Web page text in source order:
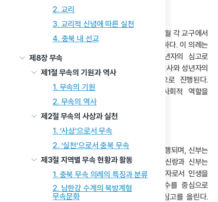
2. 교리
3. 교리적 신념에 따른 실천
4. 충북 내 선교
제8장 무속
제1절 무속의 기원과 역사
1. 무속의 기원
2. 무속의 역사
제2절 무속의 사상과 실천
1. ‘사상’으로서 무속
2. ‘실천’으로서 충북 무속
제3절 지역별 무속 현황과 활동
1. 충북 무속 의례의 특징과 분류
2. 남한강 수계의 북방계형
무속문화
(2) 성인식 의례
천도교의 성인식은 만 18세가 된 교도를 위해 매년 5월 각 교구에서
합동으로 진행되며, 사회의 성년의 날과 시기가 유사하다. 이 의례는
전통과 종교성을 아우르며, 개식과 청수봉전, 성년자의 심고로
시작된다. 이어 주문 병송과 경전 봉독, 지도자의 격려사와 성년자의
답사, 천덕송 합창, 마지막으로 심고와 폐식 순으로 진행된다.
성인식은 성년이 된 교도에게 신앙적 책임과 사회적 역할을
자각하게 하는 의미 있는 통과의례이다.
(3) 결혼식 의례
천도교의 결혼식은 약혼 후 교당이나 자택 등에서 거행되며, 신부는
한복이나 단정한 평상복을 입어 낭비를 지양한다. 신랑과 신부는
함께 입장하고 퇴장하며, 이는 혼인의 동등한 당사자로서 인생을
함께한다는 의미를 담고 있다. 예식은 심고와 청수를 중심으로
진행되며, 신랑·신부뿐 아니라 내빈들도 한울님께 심고를 올린다.